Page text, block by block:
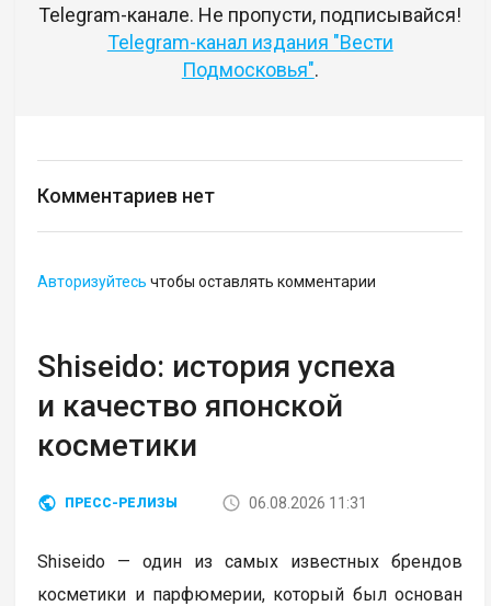
Telegram-канале. Не пропусти, подписывайся!
Telegram-канал издания "Вести
Подмосковья".
Комментариев нет
Авторизуйтесь чтобы оставлять комментарии
Shiseido: история успеха
и качество японской
косметики
ПРЕСС-РЕЛИЗЫ 06.08.2026 11:31
Shiseido — один из самых известных брендов
косметики и парфюмерии, который был основан